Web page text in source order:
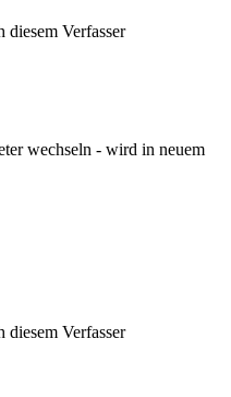
diesem Verfasser
wechseln - wird in neuem
diesem Verfasser